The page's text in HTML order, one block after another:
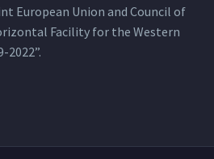
European Union and Council of
Facility for the Western
2022”.